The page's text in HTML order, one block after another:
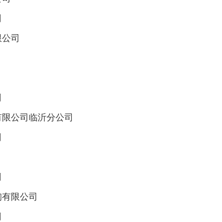
司
公司临沂分公司
限公司